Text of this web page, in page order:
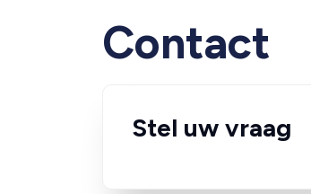
Contact
Stel uw vraag